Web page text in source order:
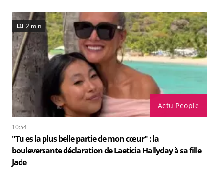
Actu People
2 min
10:54
"Tu es la plus belle partie de mon cœur" : la
bouleversante déclaration de Laeticia Hallyday à sa fille
Jade